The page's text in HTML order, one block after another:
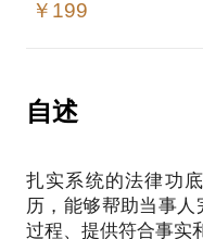
最具实务操作性的
【在行郑重提示】：
域的个人经验、意见
您通过正式途径签
或其他形式的聘用合
￥199
自述
扎实系统的法律功
历，能够帮助当事
过程、提供符合事实